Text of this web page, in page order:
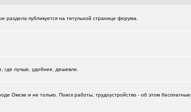
раздела публикуется на титульной странице форума.
где лучше, удобнее, дешевле.
Омске и не только. Поиск работы, трудоустройство - об этом